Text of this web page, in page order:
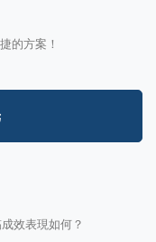
的方案！
效表現如何？